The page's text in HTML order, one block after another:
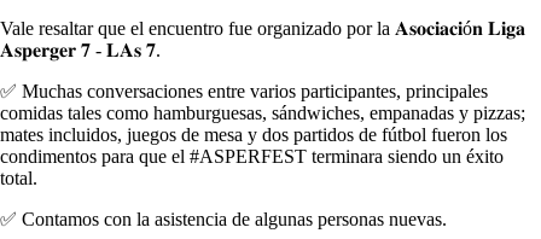
Vale resaltar que el encuentro fue organizado por la 𝐀𝐬𝐨𝐜𝐢𝐚𝐜𝐢ó𝐧 𝐋𝐢𝐠𝐚
𝐀𝐬𝐩𝐞𝐫𝐠𝐞𝐫 𝟕 - 𝐋𝐀𝐬 𝟕.
✅ Muchas conversaciones entre varios participantes, principales
comidas tales como hamburguesas, sándwiches, empanadas y pizzas;
mates incluidos, juegos de mesa y dos partidos de fútbol fueron los
condimentos para que el #ASPERFEST terminara siendo un éxito
total.
✅ Contamos con la asistencia de algunas personas nuevas.